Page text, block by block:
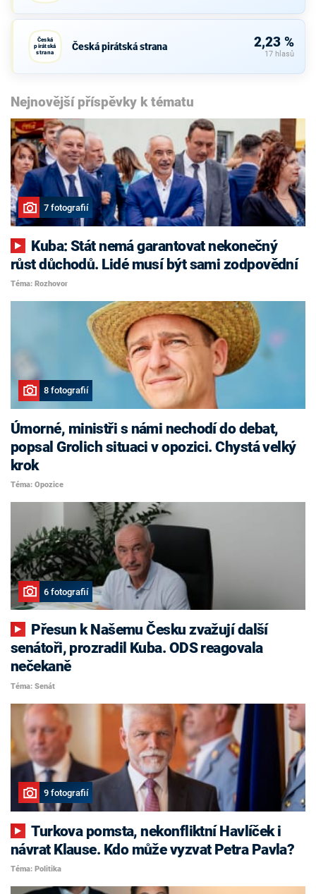
Česká
pirátská
strana
Česká pirátská strana 2,23 %
17 hlasů
Nejnovější příspěvky k tématu
7 fotografií
růst důchodů. Lidé musí být sami zodpovědní
Téma: Rozhovor
8 fotografií
Úmorné, ministři s námi nechodí do debat,
popsal Grolich situaci v opozici. Chystá velký
krok
Téma: Opozice
6 fotografií
senátoři, prozradil Kuba. ODS reagovala
nečekaně
Téma: Senát
9 fotografií
Turkova pomsta, nekonfliktní Havlíček i
návrat Klause. Kdo může vyzvat Petra Pavla?
Téma: Politika